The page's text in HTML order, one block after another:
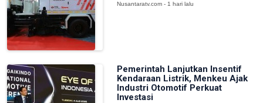
Nusantaratv.com - 1 hari lalu
Pemerintah Lanjutkan Insentif
Kendaraan Listrik, Menkeu Ajak
Industri Otomotif Perkuat
Investasi